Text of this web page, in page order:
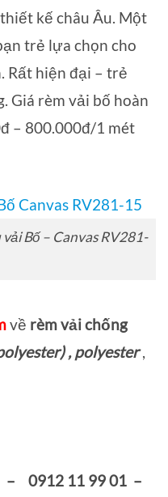
kế châu Âu. Một
trẻ lựa chọn cho
Rất hiện đại – trẻ
Giá rèm vải bố hoàn
– 800.000đ/1 mét
Bố – Canvas RV281-
về rèm vải chống
, polyester,
– 0912 11 99 01 –